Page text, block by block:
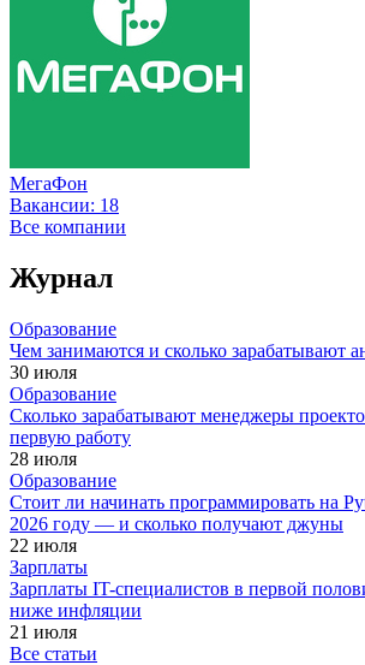
МегаФон
Вакансии: 18
Все компании
Журнал
Образование
Чем занимаются и сколько зарабатывают
30 июля
Образование
Сколько зарабатывают менеджеры
первую работу
28 июля
Образование
Стоит ли начинать программировать на
2026 году — и сколько получают джуны
22 июля
Зарплаты
Зарплаты IT-специалистов в первой
ниже инфляции
21 июля
Все статьи